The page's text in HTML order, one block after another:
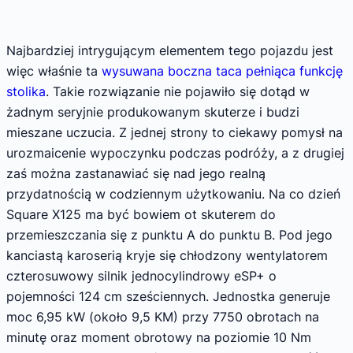
Najbardziej intrygującym elementem tego pojazdu jest
więc właśnie ta wysuwana boczna taca pełniąca funkcję
stolika. Takie rozwiązanie nie pojawiło się dotąd w
żadnym seryjnie produkowanym skuterze i budzi
mieszane uczucia. Z jednej strony to ciekawy pomysł na
urozmaicenie wypoczynku podczas podróży, a z drugiej
zaś można zastanawiać się nad jego realną
przydatnością w codziennym użytkowaniu. Na co dzień
Square X125 ma być bowiem ot skuterem do
przemieszczania się z punktu A do punktu B. Pod jego
kanciastą karoserią kryje się chłodzony wentylatorem
czterosuwowy silnik jednocylindrowy eSP+ o
pojemności 124 cm sześciennych. Jednostka generuje
moc 6,95 kW (około 9,5 KM) przy 7750 obrotach na
minutę oraz moment obrotowy na poziomie 10 Nm